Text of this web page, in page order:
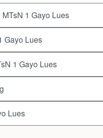
1 Gayo Lues
Gayo Lues
1 Gayo Lues
Lues